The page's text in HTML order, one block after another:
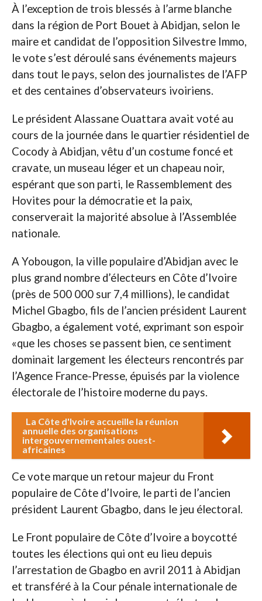
À l’exception de trois blessés à l’arme blanche
dans la région de Port Bouet à Abidjan, selon le
maire et candidat de l’opposition Silvestre Immo,
le vote s’est déroulé sans événements majeurs
dans tout le pays, selon des journalistes de l’AFP
et des centaines d’observateurs ivoiriens.
Le président Alassane Ouattara avait voté au
cours de la journée dans le quartier résidentiel de
Cocody à Abidjan, vêtu d’un costume foncé et
cravate, un museau léger et un chapeau noir,
espérant que son parti, le Rassemblement des
Hovites pour la démocratie et la paix,
conserverait la majorité absolue à l’Assemblée
nationale.
A Yobougon, la ville populaire d’Abidjan avec le
plus grand nombre d’électeurs en Côte d’Ivoire
(près de 500 000 sur 7,4 millions), le candidat
Michel Gbagbo, fils de l’ancien président Laurent
Gbagbo, a également voté, exprimant son espoir
«que les choses se passent bien, ce sentiment
dominait largement les électeurs rencontrés par
l’Agence France-Presse, épuisés par la violence
électorale de l’histoire moderne du pays.
La Côte d'Ivoire accueille la réunion
annuelle des organisations
intergouvernementales ouest-
africaines
Ce vote marque un retour majeur du Front
populaire de Côte d’Ivoire, le parti de l’ancien
président Laurent Gbagbo, dans le jeu électoral.
Le Front populaire de Côte d’Ivoire a boycotté
toutes les élections qui ont eu lieu depuis
l’arrestation de Gbagbo en avril 2011 à Abidjan
et transféré à la Cour pénale internationale de